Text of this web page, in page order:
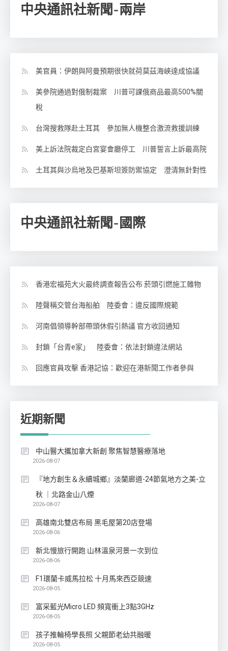
中央通訊社新聞-兩岸
美官員：伊朗與阿曼預期很快就荷莫茲海峽達成協議
美參院通過對俄制裁案 川普可課俄商品最高500%關
稅
台灣搜救隊赴土耳其 參加無人機整合激流救援訓練
美上訴法院裁定白宮宴會廳停工 川普誓言上訴最高院
土耳其與沙烏地及巴基斯坦簽防禦協定 澄清無針對性
中央通訊社新聞-國際
香港宏福苑大火最終調查報告公布 菸頭引燃施工雜物
陸聲稱交管台海船舶 陸委會：違反國際規範
河南倡領導幹部帶頭休假引熱議 官方收回通知
封鎖「台青e家」 陸委會：依法封鎖違法網站
回應官員攻擊 香港記協：歡迎在港新聞工作者參與
近期新聞
中山醫大攜加拿大新創 聚焦智慧醫療落地
2026-08-07
『地方創生＆永續城鄉』淡蘭廊道-24節氣地方之美-立
秋 ｜北路金山八煙
2026-08-07
高雄南北雙店布局 黑毛屋第20店登場
2026-08-06
新北慢旅行開跑 山林溫泉河景一次到位
2026-08-06
F1環蘭卡威馬拉松 十月馬來西亞競速
2026-08-05
富采藍光Micro LED 頻寬衝上3點3GHz
2026-08-05
孩子推輪椅學長照 父親節老幼共融暖
2026-08-05